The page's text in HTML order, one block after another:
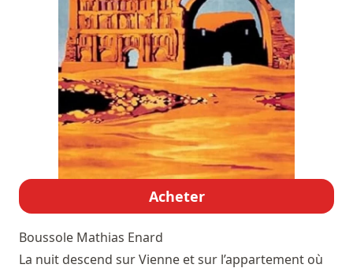
Acheter
Boussole Mathias Enard
La nuit descend sur Vienne et sur l’appartement où